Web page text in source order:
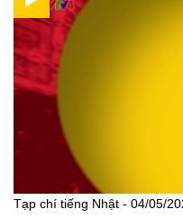
Tạp chí tiếng Nhật - 04/05/